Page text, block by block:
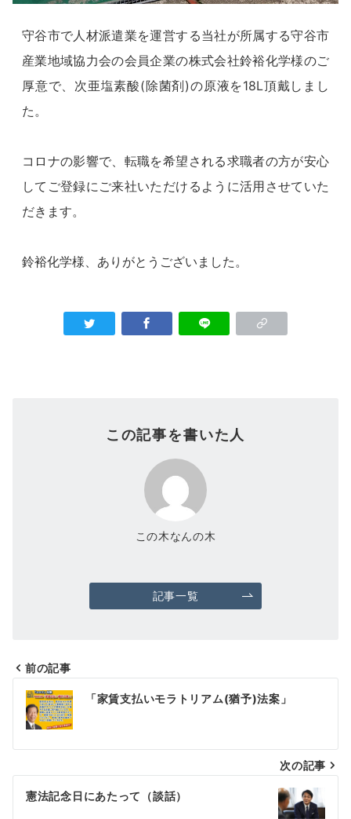
守谷市で人材派遣業を運営する当社が所属する守谷市
産業地域協力会の会員企業の株式会社鈴裕化学様のご
厚意で、次亜塩素酸(除菌剤)の原液を18L頂戴しまし
た。
コロナの影響で、転職を希望される求職者の方が安心
してご登録にご来社いただけるように活用させていた
だきます。
鈴裕化学様、ありがとうございました。
この記事を書いた人
この木なんの木
記事一覧
投
稿
ビ
ゲ
前の記事
「家賃支払いモラトリアム(猶予)法案」
次の記事
憲法記念日にあたって（談話）